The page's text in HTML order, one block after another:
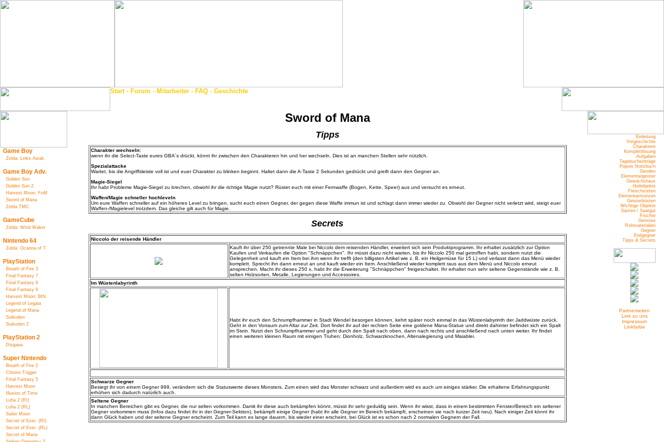
Start- Forum - Mitarbeiter - FAQ - Geschichte
Game Boy
Zelda: Links Awak.
Game Boy Adv.
Golden Sun
Golden Sun 2
Harvest Moon: FoM
Sword of Mana
Zelda TMC
GameCube
Zelda: Wind Waker
Nintendo 64
Zelda: Ocarina of T.
PlayStation
Breath of Fire 3
Final Fantasy 7
Final Fantasy 8
Final Fantasy 9
Harvest Moon: BtN
Legend of Legaia
Legend of Mana
Suikoden
Suikoden 2
PlayStation 2
Disgaea
Super Nintendo
Breath of Fire 2
Chrono Trigger
Final Fantasy 5
Harvest Moon
Illusion of Time
Lufia 2 (RI)
Lufia 2 (RL)
Sailor Moon
Secret of Ever. (RI)
Secret of Ever. (RL)
Secret of Mana
Sword of Mana
Tipps
Charakter wechseln:
wenn ihr die Select-Taste eures GBA´s drückt, könnt ihr zwischen den Charakteren hin und her wechseln. Dies ist an manchen Stellen sehr nützlich.
Spezialattacke
Wartet, bis die Angriffsleiste voll ist und euer Charakter zu blinken beginnt. Haltet dann die A-Taste 2 Sekunden gedrückt und greift dann den Gegner an.
Magie-Siegel
Ihr habt Probleme Magie-Siegel zu brechen, obwohl ihr die richtige Magie nutzt? Rüstet euch mit einer Fernwaffe (Bogen, Kette, Speer) aus und versucht es erneut.
Waffen/Magie schneller hochleveln
Um eure Waffen schneller auf ein höheres Level zu bringen, sucht euch einen Gegner, der gegen diese Waffe immun ist und schlagt dann immer wieder zu. Obwohl der Gegner nicht verletzt wird, steigt euer
Waffen-/Magielevel trotzdem. Das gleiche gilt auch für Magie.
Secrets
Niccolo der reisende Händler
Kauft ihr über 250 getrennte Male bei Niccolo dem reisenden Händler, erweitert sich sein Produktprogramm. Ihr erhaltet zusätzlich zur Option
Kaufen und Verkaufen die Option "Schnäppchen". Ihr müsst dazu nicht warten, bis ihr Niccolo 250 mal getroffen habt, sondern nutzt die
Gelegenheit und kauft ein Item bei ihm wenn ihr trefft (den billigsten Artikel wie z. B. ein Heilgemüse für 15 L) und verlasst dann das Menü wieder
komplett. Sprecht ihn dann erneut an und kauft wieder ein Item. Anschließend wieder komplett raus aus dem Menü und Niccolo erneut
ansprechen. Macht ihr dieses 250 x, habt ihr die Erweiterung "Schnäppchen" freigeschaltet. Ihr erhaltet nun sehr seltene Gegenstände wie z. B.
selten Holzsorten, Metalle, Legierungen und Accessoires.
Im Wüstenlabyrinth
Habt ihr euch den Schrumpfhammer in Stadt Wendel besorgen können, kehrt später noch einmal in das Wüstenlabyrinth der Jaddwüste zurück.
Geht in den Vorraum zum Altar zur Zeit. Dort findet ihr auf der rechten Seite eine goldene Mana-Statue und direkt dahinter befindet sich ein Spalt
im Stein. Nutzt den Schrumpfhammer und geht durch den Spalt nach oben, dann nach rechts und anschließend nach unten weiter. Ihr findet
einen weiteren kleinen Raum mit einigen Truhen: Dionholz, Schwarzknochen, Altenalegierung und Maiablei.
Schwarze Gegner
Besiegt ihr von einem Gegner 999, verändern sich die Statuswerte dieses Monsters. Zum einen wird das Monster schwarz und außerdem wird es auch um einiges stärker. Die erhaltene Erfahrungspunkt
erhöhen sich dadurch natürlich auch.
Seltene Gegner
In manchen Bereichen gibt es Gegner, die nur selten vorkommen. Damit ihr diese auch bekämpfen könnt, müsst ihr sehr geduldig sein. Wenn ihr wisst, dass in einem bestimmten Fenster/Bereich ein seltener
Gegner vorkommen muss (Infos dazu findet ihr in der Gegner-Sektion), bekämpft einige Gegner (habt ihr alle Gegner im Bereich bekämpft, erscheinen sie nach kurzer Zeit neu). Nach einiger Zeit könnt ihr
dann Glück haben und der seltene Gegner erscheint. Zum Teil kann es lange dauern, bis wieder einer erscheint, bei Glück ist es schon nach 2 normalen Gegnern der Fall.
Einleitung
Vorgeschichte
Charaktere
Komplettlösung
Aufgaben
Tagebucheinträge
Popois Notizbuch
Geoden
Elementargeister
Gewächshaus
Heilobjekte
Fleischsorten
Elementarmünzen
Geisterbüsten
Wichtige Objekte
Samen / Saatgut
Früchte
Gemüse
Rohmaterialien
Gegner
Endgegner
Tipps & Secrets
Partnerseiten
Link zu uns
Impressum
Linkfarbe